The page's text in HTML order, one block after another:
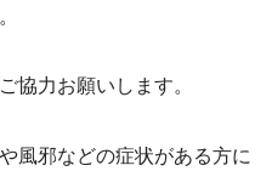
協力お願いします。
風邪などの症状がある方に